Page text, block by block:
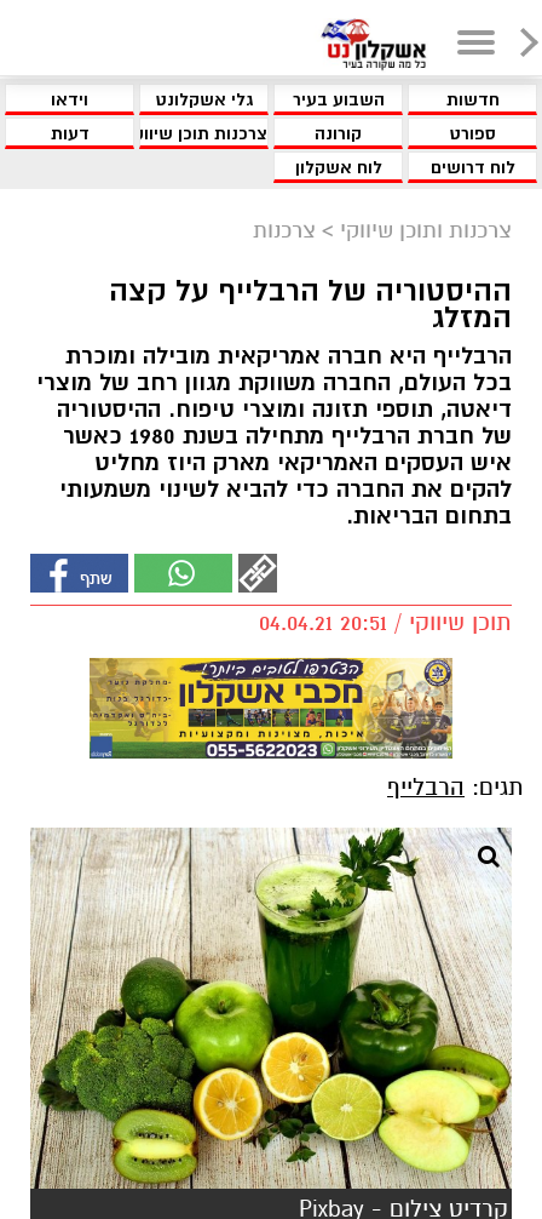
חדשות השבוע בעיר גלי אשקלונט
וידאו
ספורט
קורונה צרכנות תוכן שיווקי
דעות
לוח דרושים
לוח אשקלון
צרכנות ותוכן שיווקי > צרכנות
ההיסטוריה של הרבלייף על קצה
המזלג
הרבלייף היא חברה אמריקאית מובילה ומוכרת
בכל העולם, החברה משווקת מגוון רחב של מוצרי
דיאטה, תוספי תזונה ומוצרי טיפוח. ההיסטוריה
של חברת הרבלייף מתחילה בשנת 1980 כאשר
איש העסקים האמריקאי מארק היוז מחליט
להקים את החברה כדי להביא לשינוי משמעותי
בתחום הבריאות.
תוכן שיווקי / 20:51 04.04.21
תגים: הרבלייף
קרדיט צילום - Pixbay